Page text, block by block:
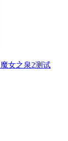
魔女之泉2测试